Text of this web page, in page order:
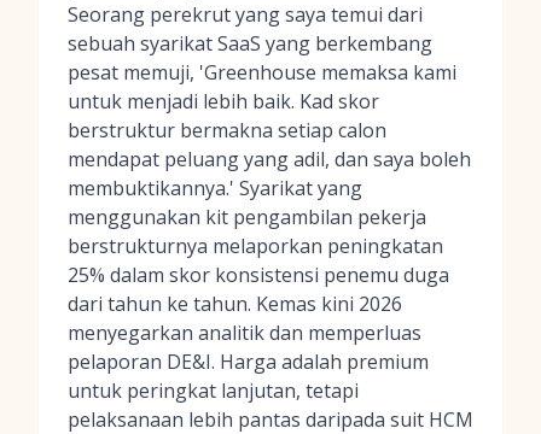
Seorang perekrut yang saya temui dari
sebuah syarikat SaaS yang berkembang
pesat memuji, 'Greenhouse memaksa kami
untuk menjadi lebih baik. Kad skor
berstruktur bermakna setiap calon
mendapat peluang yang adil, dan saya boleh
membuktikannya.' Syarikat yang
menggunakan kit pengambilan pekerja
berstrukturnya melaporkan peningkatan
25% dalam skor konsistensi penemu duga
dari tahun ke tahun. Kemas kini 2026
menyegarkan analitik dan memperluas
pelaporan DE&I. Harga adalah premium
untuk peringkat lanjutan, tetapi
pelaksanaan lebih pantas daripada suit HCM